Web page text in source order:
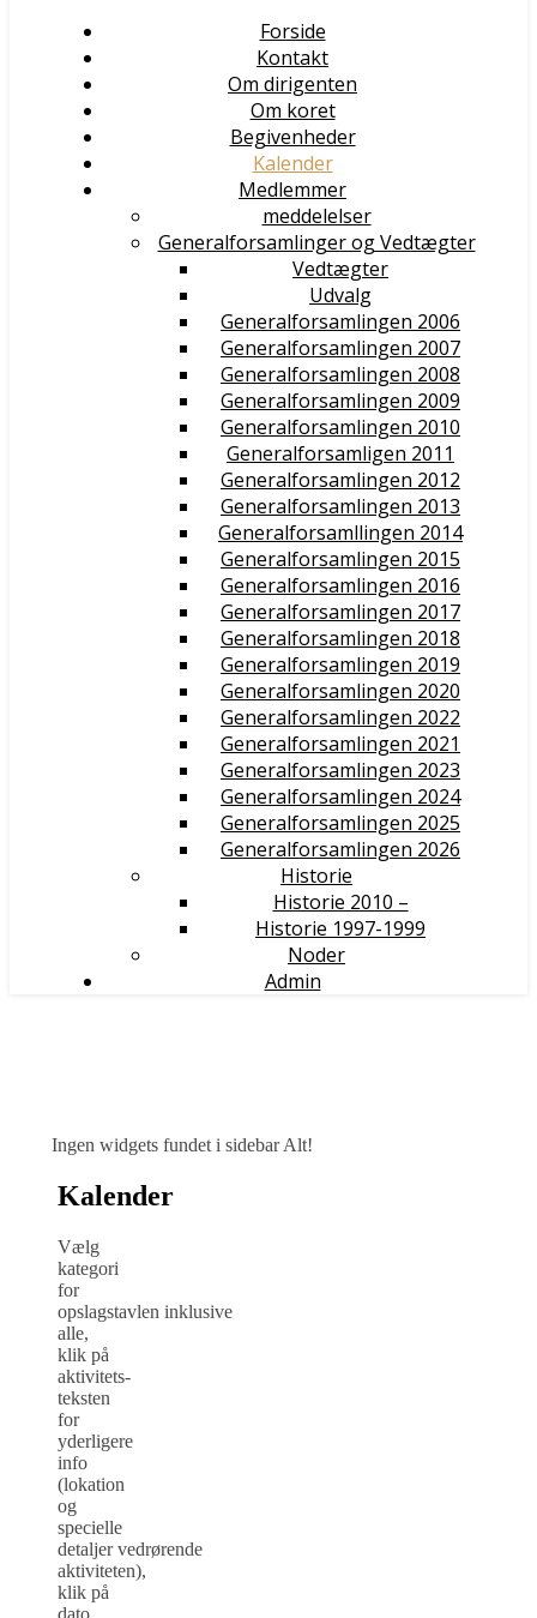
Forside
Kontakt
Om dirigenten
Om koret
Begivenheder
Kalender
Medlemmer
meddelelser
Generalforsamlinger og Vedtægter
Vedtægter
Udvalg
Generalforsamlingen 2006
Generalforsamlingen 2007
Generalforsamlingen 2008
Generalforsamlingen 2009
Generalforsamlingen 2010
Generalforsamligen 2011
Generalforsamlingen 2012
Generalforsamlingen 2013
Generalforsamllingen 2014
Generalforsamlingen 2015
Generalforsamlingen 2016
Generalforsamlingen 2017
Generalforsamlingen 2018
Generalforsamlingen 2019
Generalforsamlingen 2020
Generalforsamlingen 2022
Generalforsamlingen 2021
Generalforsamlingen 2023
Generalforsamlingen 2024
Generalforsamlingen 2025
Generalforsamlingen 2026
Historie
Historie 2010 –
Historie 1997-1999
Noder
Admin
Ingen widgets fundet i sidebar Alt!
Kalender
Vælg
kategori
for
opslagstavlen inklusive
alle,
klik på
aktivitets-
teksten
for
yderligere
info
(lokation
og
specielle
detaljer vedrørende
aktiviteten),
klik på
dato